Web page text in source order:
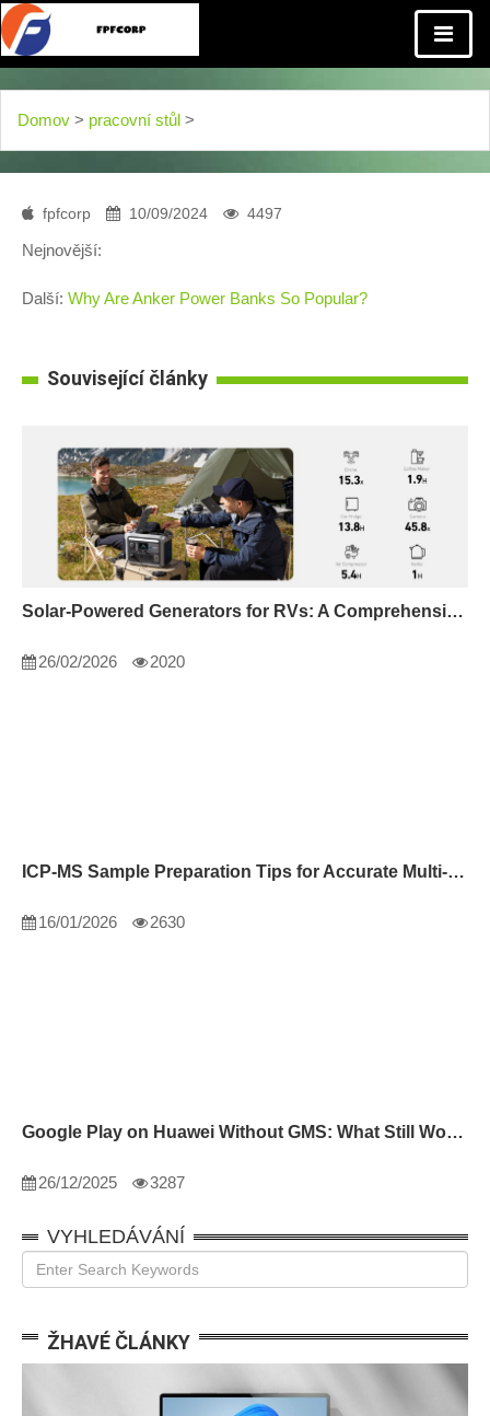
Domov > pracovní stůl >
fpfcorp 10/09/2024 4497
Nejnovější:
Další: Why Are Anker Power Banks So Popular?
Související články
Solar-Powered Generators for RVs: A Comprehensive Guide
26/02/2026 2020
ICP-MS Sample Preparation Tips for Accurate Multi-Element Analysis
16/01/2026 2630
Google Play on Huawei Without GMS: What Still Works
26/12/2025 3287
VYHLEDÁVÁNÍ
ŽHAVÉ ČLÁNKY